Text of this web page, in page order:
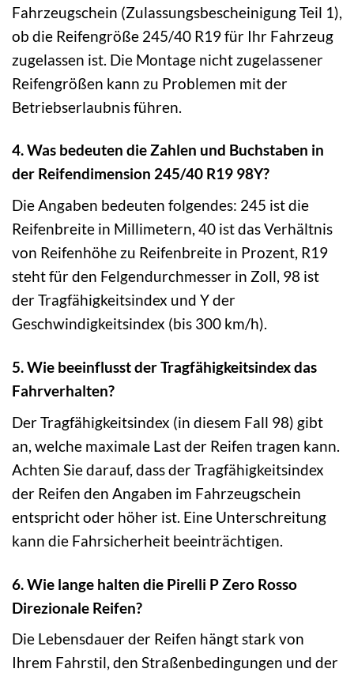
Fahrzeugschein (Zulassungsbescheinigung Teil 1),
ob die Reifengröße 245/40 R19 für Ihr Fahrzeug
zugelassen ist. Die Montage nicht zugelassener
Reifengrößen kann zu Problemen mit der
Betriebserlaubnis führen.
4. Was bedeuten die Zahlen und Buchstaben in
der Reifendimension 245/40 R19 98Y?
Die Angaben bedeuten folgendes: 245 ist die
Reifenbreite in Millimetern, 40 ist das Verhältnis
von Reifenhöhe zu Reifenbreite in Prozent, R19
steht für den Felgendurchmesser in Zoll, 98 ist
der Tragfähigkeitsindex und Y der
Geschwindigkeitsindex (bis 300 km/h).
5. Wie beeinflusst der Tragfähigkeitsindex das
Fahrverhalten?
Der Tragfähigkeitsindex (in diesem Fall 98) gibt
an, welche maximale Last der Reifen tragen kann.
Achten Sie darauf, dass der Tragfähigkeitsindex
der Reifen den Angaben im Fahrzeugschein
entspricht oder höher ist. Eine Unterschreitung
kann die Fahrsicherheit beeinträchtigen.
6. Wie lange halten die Pirelli P Zero Rosso
Direzionale Reifen?
Die Lebensdauer der Reifen hängt stark von
Ihrem Fahrstil, den Straßenbedingungen und der